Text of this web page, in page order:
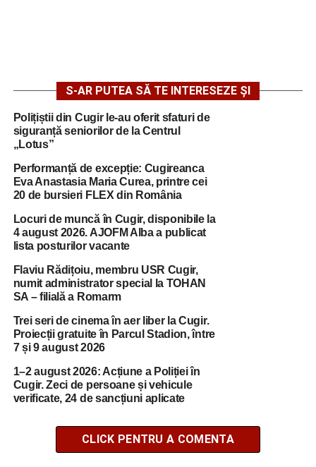
S-AR PUTEA SĂ TE INTERESEZE ȘI
Polițiștii din Cugir le-au oferit sfaturi de
siguranță seniorilor de la Centrul
„Lotus”
Performanță de excepție: Cugireanca
Eva Anastasia Maria Curea, printre cei
20 de bursieri FLEX din România
Locuri de muncă în Cugir, disponibile la
4 august 2026. AJOFM Alba a publicat
lista posturilor vacante
Flaviu Rădițoiu, membru USR Cugir,
numit administrator special la TOHAN
SA – filială a Romarm
Trei seri de cinema în aer liber la Cugir.
Proiecții gratuite în Parcul Stadion, între
7 și 9 august 2026
1–2 august 2026: Acțiune a Poliției în
Cugir. Zeci de persoane și vehicule
verificate, 24 de sancțiuni aplicate
CLICK PENTRU A COMENTA